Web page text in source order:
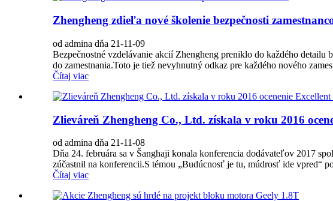
Zhengheng zdieľa nové školenie bezpečnosti
od admina dňa 21-11-09
Bezpečnostné vzdelávanie akcií Zhengheng preniklo do každého detailu
do zamestnania.Toto je tiež nevyhnutný odkaz pre každého nového
Čítaj viac
Zlieváreň Zhengheng Co., Ltd. získala v roku 2016
od admina dňa 21-11-08
Dňa 24. februára sa v Šanghaji konala konferencia dodávateľov 2017
zúčastnil na konferencii.S témou „Budúcnosť je tu, múdrosť ide vpred“
Čítaj viac